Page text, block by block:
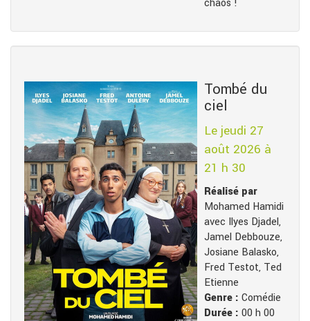
chaos !
Tombé du
ciel
Le jeudi 27
août 2026 à
21 h 30
Réalisé par
Mohamed Hamidi
avec Ilyes Djadel,
Jamel Debbouze,
Josiane Balasko,
Fred Testot, Ted
Etienne
Genre : Comédie
Durée : 00 h 00